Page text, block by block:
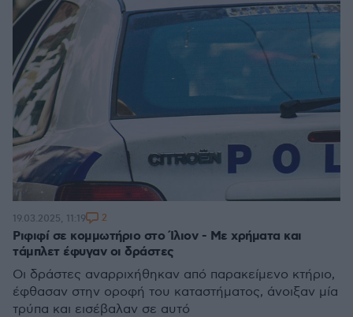
Ριφιφί σε κομμωτήριο στο Ίλιον - Με χρήματα και
τάμπλετ έφυγαν οι δράστες
Οι δράστες αναρριχήθηκαν από παρακείμενο κτήριο,
έφθασαν στην οροφή του καταστήματος, άνοιξαν μία
τρύπα και εισέβαλαν σε αυτό
19.03.2025, 11:19 2